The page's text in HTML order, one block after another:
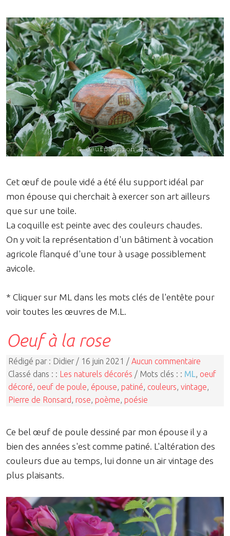
Cet œuf de poule vidé a été élu support idéal par
mon épouse qui cherchait à exercer son art ailleurs
que sur une toile.
La coquille est peinte avec des couleurs chaudes.
On y voit la représentation d'un bâtiment à vocation
agricole flanqué d'une tour à usage possiblement
avicole.
* Cliquer sur ML dans les mots clés de l'entête pour
voir toutes les œuvres de M.L.
Oeuf à la rose
Rédigé par : Didier / 16 juin 2021 / Aucun commentaire
Classé dans : : Les naturels décorés / Mots clés : : ML, oeuf
décoré, oeuf de poule, épouse, patiné, couleurs, vintage,
Pierre de Ronsard , rose, poème, poésie
Ce bel œuf de poule dessiné par mon épouse il y a
bien des années s'est comme patiné. L'altération des
couleurs due au temps, lui donne un air vintage des
plus plaisants.